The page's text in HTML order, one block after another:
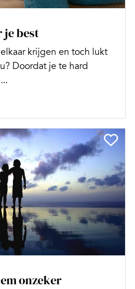
je best
krijgen en toch lukt
Doordat je te hard
onzeker